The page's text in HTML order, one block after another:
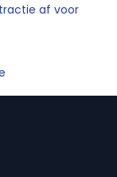
af voor